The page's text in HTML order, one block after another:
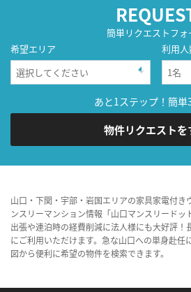
簡単リクエストフォ
希望エリア
利用
あと1ステップ！簡単
物件リクエストを
山口・下関・宇部・岩国エリアの家具家電付き
ンスリーマンション情報「山口マンスリードッ
出張や連泊時の経費削減に法人様にも大好評！
にご利用いただけます。急な山口への単身赴任
図から便利に希望の物件を検索できます。